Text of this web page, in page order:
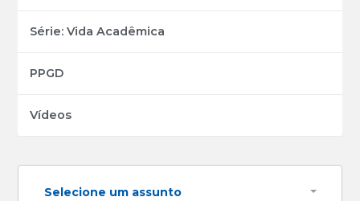
Série: Vida Acadêmica
PPGD
Vídeos
Selecione um assunto